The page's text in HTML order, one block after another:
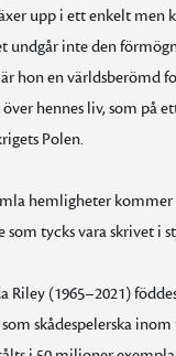
upp i ett enkelt men
undgår inte den
är hon en världsberömd
över hennes liv, som på
Polen.
hemligheter
som tycks vara skrivet i
Riley (1965–2021)
skådespelerska